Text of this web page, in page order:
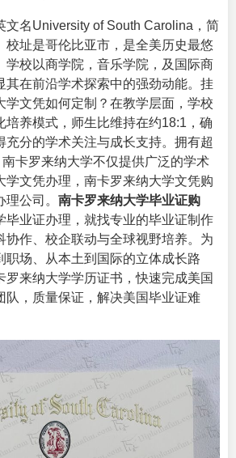
文名University of South Carolina ，简
址是哥伦比亚市，是全美历史最悠
学校以商学院，音乐学院，及国际商
其在前沿学术探索中的强劲动能。挂
学文凭如何定制？在教学层面，学校
培养模式，师生比维持在约18:1，确
充分的学术关注与成长支持。拥有超
卡罗来纳大学不仅提供广泛的学术
学文凭办理，南卡罗来纳大学文凭购
公司。 南卡罗来纳大学毕业证购
毕业证办理，就找专业的毕业证制作
协作、校企联动与全球视野培养。为
职场、从本土到国际的立体成长路
罗来纳大学学历证书，快速完成美国
队，质量保证，解决美国毕业证难